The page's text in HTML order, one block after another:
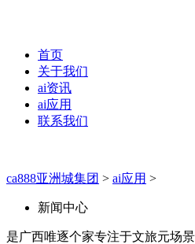
首页
关于我们
ai资讯
ai应用
联系我们
ca888亚洲城集团 > ai应用 >
新闻中心
是广西唯逐个家专注于文旅元场